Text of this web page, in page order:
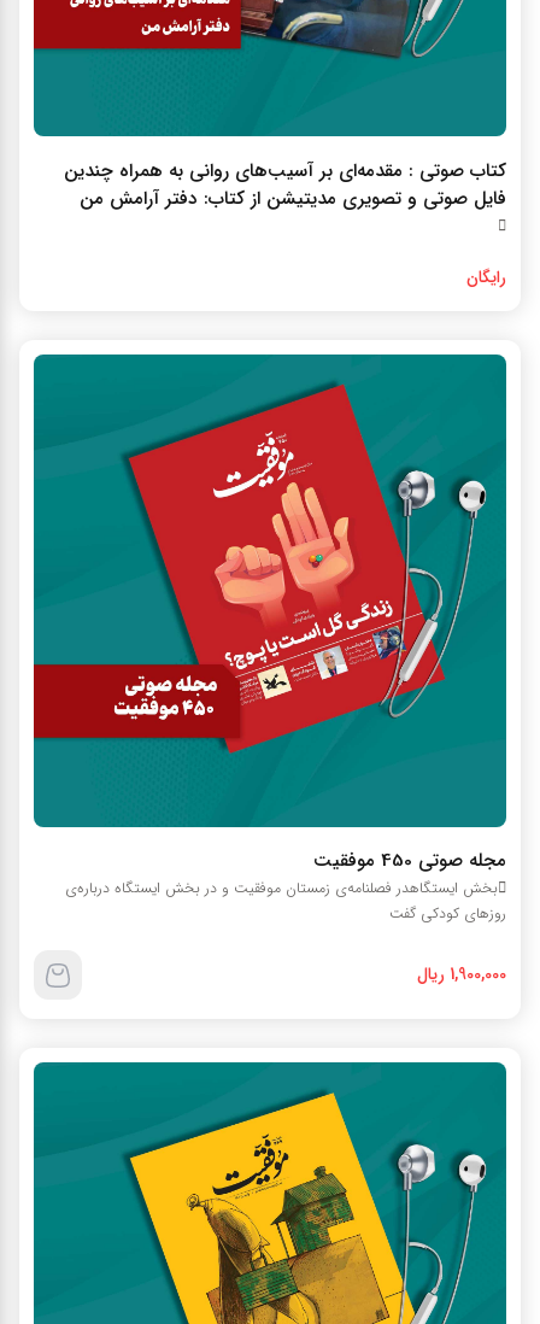
کتاب صوتي : مقدمه‌اي بر آسيب‌هاي رواني به همراه چندين
فايل صوتي و تصويري مديتيشن از کتاب: دفتر آرامش من
رایگان
مجله صوتي 450 موفقيت
بخش ایستگاهدر فصلنامه‌ی زمستان موفقیت و در بخش ایستگاه درباره‌ی
روزهای کودکی گفت
1,900,000 ریال